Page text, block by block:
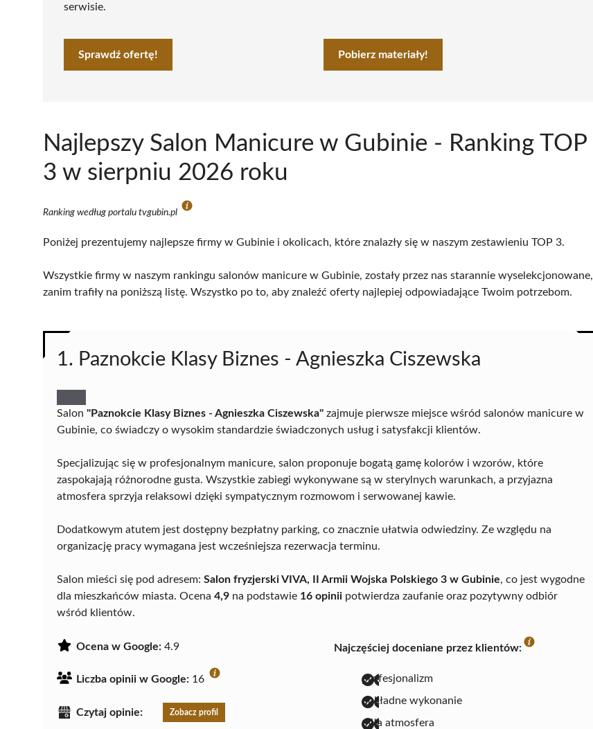
serwisie.
Sprawdź ofertę! Pobierz materiały!
Najlepszy Salon Manicure w Gubinie - Ranking TOP
3 w sierpniu 2026 roku
Ranking według portalu tvgubin.pl
Poniżej prezentujemy najlepsze firmy w Gubinie i okolicach, które znalazły się w naszym zestawieniu TOP 3.
Wszystkie firmy w naszym rankingu salonów manicure w Gubinie, zostały przez nas starannie wyselekcjonowane,
zanim trafiły na poniższą listę. Wszystko po to, aby znaleźć oferty najlepiej odpowiadające Twoim potrzebom.
1. Paznokcie Klasy Biznes - Agnieszka Ciszewska
Salon "Paznokcie Klasy Biznes - Agnieszka Ciszewska" zajmuje pierwsze miejsce wśród salonów manicure w
Gubinie, co świadczy o wysokim standardzie świadczonych usług i satysfakcji klientów.
Specjalizując się w profesjonalnym manicure, salon proponuje bogatą gamę kolorów i wzorów, które
zaspokajają różnorodne gusta. Wszystkie zabiegi wykonywane są w sterylnych warunkach, a przyjazna
atmosfera sprzyja relaksowi dzięki sympatycznym rozmowom i serwowanej kawie.
Dodatkowym atutem jest dostępny bezpłatny parking, co znacznie ułatwia odwiedziny. Ze względu na
organizację pracy wymagana jest wcześniejsza rezerwacja terminu.
Salon mieści się pod adresem: Salon fryzjerski VIVA, II Armii Wojska Polskiego 3 w Gubinie, co jest wygodne
dla mieszkańców miasta. Ocena 4,9 na podstawie 16 opinii potwierdza zaufanie oraz pozytywny odbiór
wśród klientów.
Ocena w Google: 4.9
Liczba opinii w Google: 16
Czytaj opinie: Zobacz profil
Najczęściej doceniane przez klientów:
profesjonalizm
dokładne wykonanie
miła atmosfera